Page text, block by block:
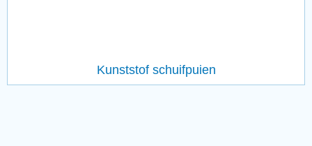
Kunststof schuifpuien